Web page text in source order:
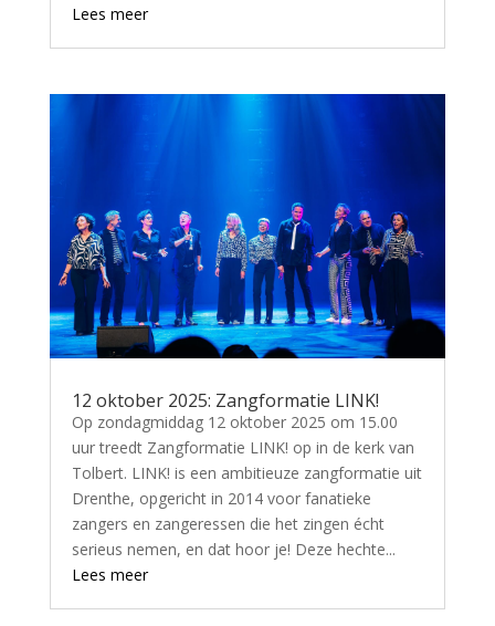
Lees meer
12 oktober 2025: Zangformatie LINK!
Op zondagmiddag 12 oktober 2025 om 15.00
uur treedt Zangformatie LINK! op in de kerk van
Tolbert. LINK! is een ambitieuze zangformatie uit
Drenthe, opgericht in 2014 voor fanatieke
zangers en zangeressen die het zingen écht
serieus nemen, en dat hoor je! Deze hechte...
Lees meer